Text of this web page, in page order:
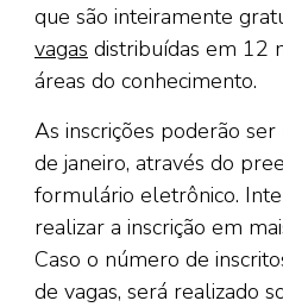
que são inteiramente
vagas distribuídas em 12
áreas do conhecimento.
As inscrições poderão
de janeiro, através do
formulário eletrônico.
realizar a inscrição em
Caso o número de
de vagas, será realizado